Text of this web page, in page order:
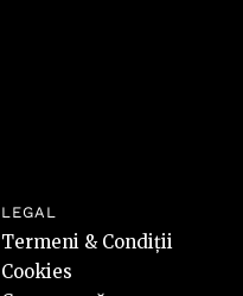
LEGAL
Termeni & Condiții
Cookies